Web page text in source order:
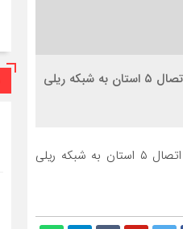
معاون اقتصاد حمل و نقل راه آهن جمهوری اسلامی گفت: : ۶ هزار کیلومتر محور ریلی و اتصال ۵ استان به شبکه ریلی
معاون اقتصاد حمل و نقل راه آهن جمهوری اسلامی گفت: : ۶ هزار کیلومتر محور ریلی و اتصال ۵ استان به شبکه ریلی